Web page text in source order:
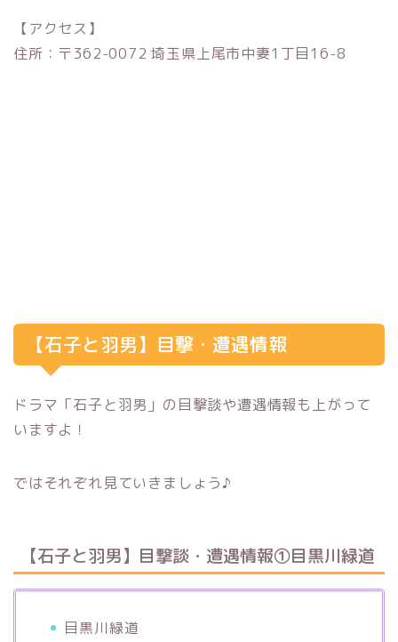
【アクセス】
住所：〒362-0072 埼玉県上尾市中妻1丁目16-8
【石子と羽男】目撃・遭遇情報
ドラマ「石子と羽男」の目撃談や遭遇情報も上がって
いますよ！
ではそれぞれ見ていきましょう♪
【石子と羽男】目撃談・遭遇情報①目黒川緑道
目黒川緑道